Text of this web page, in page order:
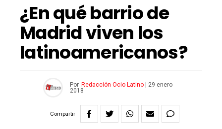
¿En qué barrio de
Madrid viven los
latinoamericanos?
Por Redacción Ocio Latino
29 enero
2018
Compartir